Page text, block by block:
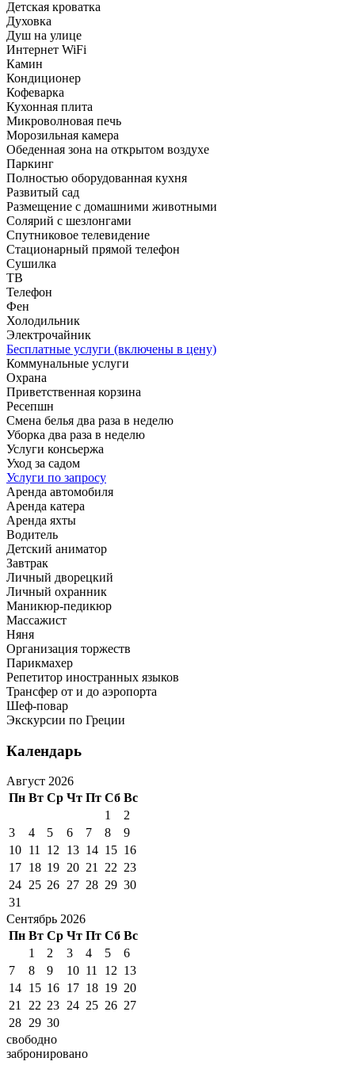
Детская кроватка
Духовка
Душ на улице
Интернет WiFi
Камин
Кондиционер
Кофеварка
Кухонная плита
Микроволновая печь
Морозильная камера
Обеденная зона на открытом воздухе
Паркинг
Полностью оборудованная кухня
Развитый сад
Размещение с домашними животными
Солярий с шезлонгами
Спутниковое телевидение
Стационарный прямой телефон
Сушилка
ТВ
Телефон
Фен
Холодильник
Электрочайник
Бесплатные услуги (включены в цену)
Коммунальные услуги
Охрана
Приветственная корзина
Ресепшн
Смена белья два раза в неделю
Уборка два раза в неделю
Услуги консьержа
Уход за садом
Услуги по запросу
Аренда автомобиля
Аренда катера
Аренда яхты
Водитель
Детский аниматор
Завтрак
Личный дворецкий
Личный охранник
Маникюр-педикюр
Массажист
Няня
Организация торжеств
Парикмахер
Репетитор иностранных языков
Трансфер от и до аэропорта
Шеф-повар
Экскурсии по Греции
Календарь
Август 2026
Пн Вт Ср Чт Пт Сб Вс
1
2
3
4 5 6 7 8
9
10 11 12 13 14 15 16
17 18 19 20 21 22 23
24 25 26 27 28 29 30
31
Сентябрь 2026
Пн Вт Ср Чт Пт Сб Вс
1
2 3 4 5
6
7
8 9 10 11 12 13
14 15 16 17 18 19 20
21
22 23 24 25 26 27
28 29 30
свободно
забронировано